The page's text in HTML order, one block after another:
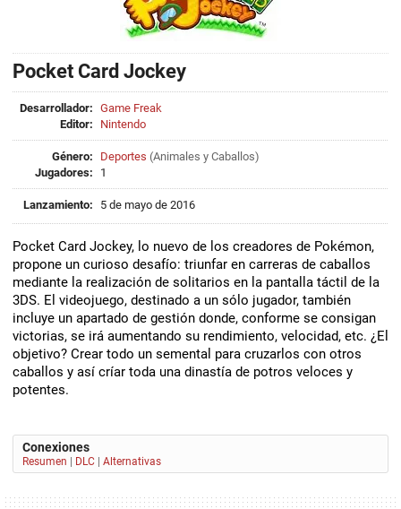
Pocket Card Jockey
Desarrollador: Game Freak
Editor:
Nintendo
Género: Deportes (Animales y Caballos)
Jugadores:
1
Lanzamiento: 5 de mayo de 2016
Pocket Card Jockey, lo nuevo de los creadores de Pokémon,
propone un curioso desafío: triunfar en carreras de caballos
mediante la realización de solitarios en la pantalla táctil de la
3DS. El videojuego, destinado a un sólo jugador, también
incluye un apartado de gestión donde, conforme se consigan
victorias, se irá aumentando su rendimiento, velocidad, etc. ¿El
objetivo? Crear todo un semental para cruzarlos con otros
caballos y así críar toda una dinastía de potros veloces y
potentes.
Conexiones
Resumen DLC Alternativas